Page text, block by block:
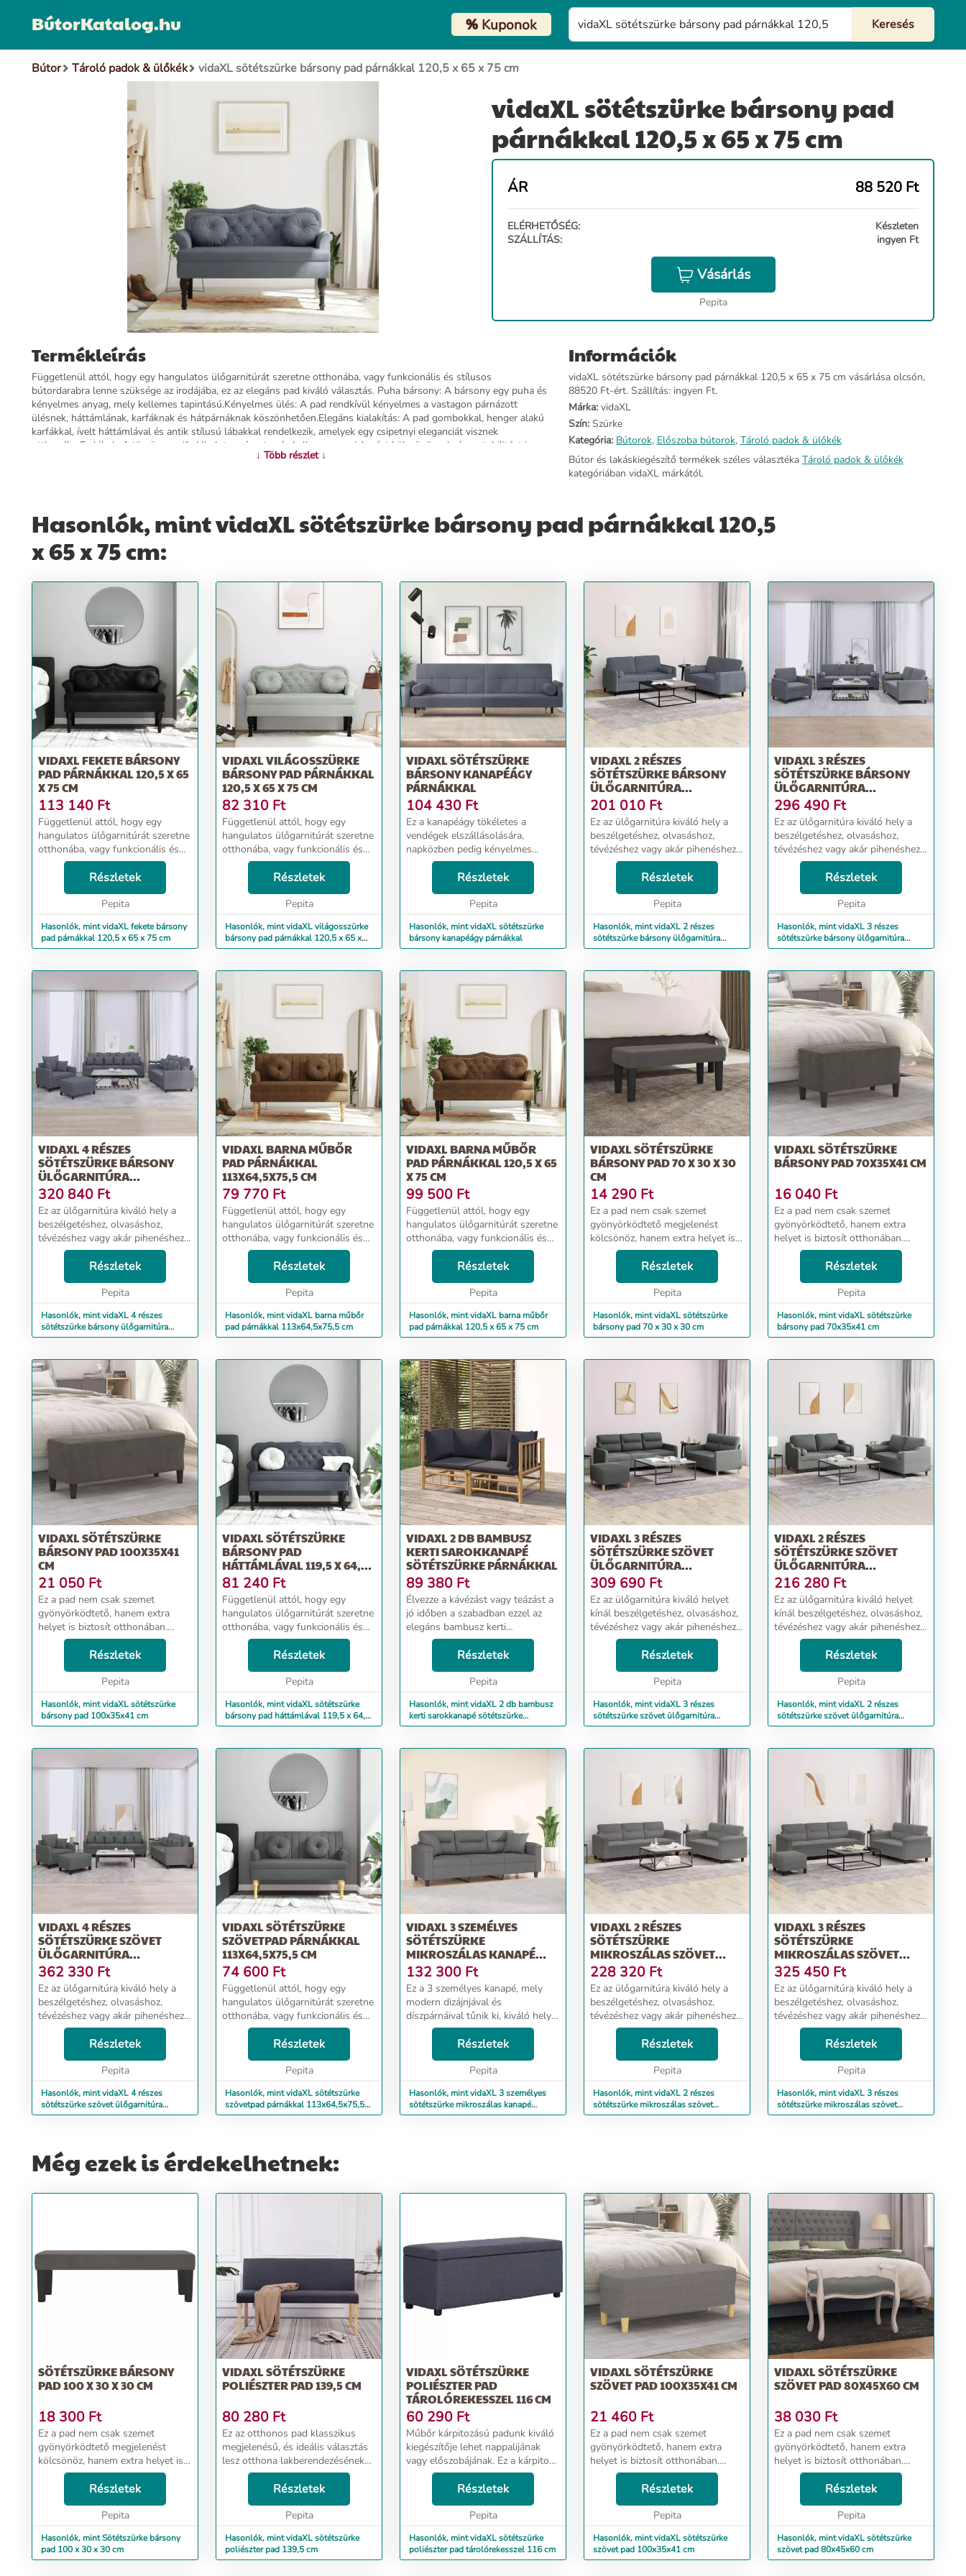
BútorKatalog.hu %Kuponok
Bútor Tároló padok & ülőkék vidaXL sötétszürke bársony pad párnákkal 120,5 x 65 x 75 cm
vidaXL sötétszürke bársony pad
párnákkal 120,5 x 65 x 75 cm
ÁR 88 520 Ft
ELÉRHETŐSÉG:
Készleten
SZÁLLÍTÁS:
ingyen Ft
Vásárlás
Pepita
Termékleírás
Függetlenül attól, hogy egy hangulatos ülőgarnitúrát szeretne otthonába, vagy funkcionális és stílusos
bútordarabra lenne szüksége az irodájába, ez az elegáns pad kiváló választás. Puha bársony: A bársony egy puha és
kényelmes anyag, mely kellemes tapintású.Kényelmes ülés: A pad rendkívül kényelmes a vastagon párnázott
ülésnek, háttámlának, karfáknak és hátpárnáknak köszönhetően.Elegáns kialakítás: A pad gombokkal, henger alakú
karfákkal, ívelt háttámlával és antik stílusú lábakkal rendelkezik, amelyek egy csipetnyi eleganciát visznek
otthonába.Fa lábak: A tömör gumifa lábak természetes és kellemes megjelenést kölcsönöznek, és a stabilitást is
biztosítanak. Bármilyen környezetbe illeni fog.Erős és stabil váz: A pad ülőfelületének furnérlemez váza szilárdságot
cmPárna átmérője (egyenként): 33 cmMax. terhelhetőség: 110 kgÖsszeszerelést igényel: igenA szállítmány
tartalma:1 db pad2 db párna
További információ>>
↓ Több részlet ↓
Információk
vidaXL sötétszürke bársony pad párnákkal 120,5 x 65 x 75 cm vásárlása olcsón,
88520 Ft-ért. Szállítás: ingyen Ft.
Márka:vidaXL
Szín:Szürke
Kategória: Bútorok, Előszoba bútorok, Tároló padok & ülőkék
Bútor és lakáskiegészítő termékek széles választéka Tároló padok & ülőkék
kategóriában vidaXL márkától.
Hasonlók, mint vidaXL sötétszürke bársony pad párnákkal 120,5
x 65 x 75 cm:
VIDAXL FEKETE BÁRSONY
PAD PÁRNÁKKAL 120,5 X 65
X 75 CM
113 140 Ft
Függetlenül attól, hogy egy
hangulatos ülőgarnitúrát szeretne
otthonába, vagy funkcionális és
stílusos bútordarabra lenne
szüksége az irodájába, ez az
elegáns pad kiváló választás.
Puha bársony: A bár...
Részletek
Pepita
Hasonlók, mint vidaXL fekete bársony
pad párnákkal 120,5 x 65 x 75 cm
VIDAXL VILÁGOSSZÜRKE
BÁRSONY PAD PÁRNÁKKAL
120,5 X 65 X 75 CM
82 310 Ft
Függetlenül attól, hogy egy
hangulatos ülőgarnitúrát szeretne
otthonába, vagy funkcionális és
stílusos bútordarabra lenne
szüksége az irodájába, ez az
elegáns pad kiváló választás.
Puha bársony: A bár...
Részletek
Pepita
Hasonlók, mint vidaXL világosszürke
bársony pad párnákkal 120,5 x 65 x
75 cm
VIDAXL SÖTÉTSZÜRKE
BÁRSONY KANAPÉÁGY
PÁRNÁKKAL
104 430 Ft
Ez a kanapéágy tökéletes a
vendégek elszállásolására,
napközben pedig kényelmes
ülőalkalmatosságként szolgálhat.
Bársonykanapé: A bársony egy
puha, fényűző anyag, amely sűrű,
egyenletesen vágott sima ...
Részletek
Pepita
Hasonlók, mint vidaXL sötétszürke
bársony kanapéágy párnákkal
VIDAXL 2 RÉSZES
SÖTÉTSZÜRKE BÁRSONY
ÜLŐGARNITÚRA
PÁRNÁKKAL
201 010 Ft
Ez az ülőgarnitúra kiváló hely a
beszélgetéshez, olvasáshoz,
tévézéshez vagy akár pihenéshez.
Célja, hogy otthona fókuszpontja
lesz. Puha bársony: A bársony egy
puha és kényelmes anyag, mely
Részletek
Pepita
Hasonlók, mint vidaXL 2 részes
sötétszürke bársony ülőgarnitúra
párnákkal
VIDAXL 3 RÉSZES
SÖTÉTSZÜRKE BÁRSONY
ÜLŐGARNITÚRA
PÁRNÁKKAL
296 490 Ft
Ez az ülőgarnitúra kiváló hely a
beszélgetéshez, olvasáshoz,
tévézéshez vagy akár pihenéshez.
Célja, hogy otthona fókuszpontja
lesz. Puha bársony: A bársony egy
puha és kényelmes anyag, mely
Részletek
Pepita
Hasonlók, mint vidaXL 3 részes
sötétszürke bársony ülőgarnitúra
párnákkal
VIDAXL 4 RÉSZES
SÖTÉTSZÜRKE BÁRSONY
ÜLŐGARNITÚRA
PÁRNÁKKAL
320 840 Ft
Ez az ülőgarnitúra kiváló hely a
beszélgetéshez, olvasáshoz,
tévézéshez vagy akár pihenéshez.
Célja, hogy otthona fókuszpontja
lesz. Puha bársony: A bársony egy
puha és kényelmes anyag, mely
Részletek
Pepita
Hasonlók, mint vidaXL 4 részes
sötétszürke bársony ülőgarnitúra
párnákkal
VIDAXL BARNA MŰBŐR
PAD PÁRNÁKKAL
113X64,5X75,5 CM
79 770 Ft
Függetlenül attól, hogy egy
hangulatos ülőgarnitúrát szeretne
otthonába, vagy funkcionális és
stílusos bútordarabra lenne
szüksége az irodájába, ez az
elegáns pad kiváló választás.
Tartós anyag: A műv...
Részletek
Pepita
Hasonlók, mint vidaXL barna műbőr
pad párnákkal 113x64,5x75,5 cm
VIDAXL BARNA MŰBŐR
PAD PÁRNÁKKAL 120,5 X 65
X 75 CM
99 500 Ft
Függetlenül attól, hogy egy
hangulatos ülőgarnitúrát szeretne
otthonába, vagy funkcionális és
stílusos bútordarabra lenne
szüksége az irodájába, ez az
elegáns pad kiváló választás.
Tartós anyag: A mű...
Részletek
Pepita
Hasonlók, mint vidaXL barna műbőr
pad párnákkal 120,5 x 65 x 75 cm
VIDAXL SÖTÉTSZÜRKE
BÁRSONY PAD 70 X 30 X 30
CM
14 290 Ft
Ez a pad nem csak szemet
gyönyörködtető megjelenést
kölcsönöz, hanem extra helyet is
biztosít az otthonában. Puha
bársony: A bársony egy puha,
fényűző anyag, amely sűrű,
egyenletesen vágott sima szála...
Részletek
Pepita
Hasonlók, mint vidaXL sötétszürke
bársony pad 70 x 30 x 30 cm
VIDAXL SÖTÉTSZÜRKE
BÁRSONY PAD 70X35X41 CM
16 040 Ft
Ez a pad nem csak szemet
gyönyörködtető, hanem extra
helyet is biztosít otthonában.
Puha bársony: A bársony egy
puha, fényűző anyag, amely sűrű,
egyenletesen vágott sima szálairól
ismert. A bársony an...
Részletek
Pepita
Hasonlók, mint vidaXL sötétszürke
bársony pad 70x35x41 cm
VIDAXL SÖTÉTSZÜRKE
BÁRSONY PAD 100X35X41
CM
21 050 Ft
Ez a pad nem csak szemet
gyönyörködtető, hanem extra
helyet is biztosít otthonában.
Puha bársony: A bársony egy
puha, fényűző anyag, amely sűrű,
egyenletesen vágott sima szálairól
ismert. A bársony an...
Részletek
Pepita
Hasonlók, mint vidaXL sötétszürke
bársony pad 100x35x41 cm
VIDAXL SÖTÉTSZÜRKE
BÁRSONY PAD
HÁTTÁMLÁVAL 119,5 X 64,5
X 75 CM
81 240 Ft
Függetlenül attól, hogy egy
hangulatos ülőgarnitúrát szeretne
otthonába, vagy funkcionális és
stílusos bútordarabra lenne
szüksége az irodájába, ez az
elegáns pad kiváló választás.
Puha bársony: A bár...
Részletek
Pepita
Hasonlók, mint vidaXL sötétszürke
bársony pad háttámlával 119,5 x 64,5
x 75 cm
VIDAXL 2 DB BAMBUSZ
KERTI SAROKKANAPÉ
SÖTÉTSZÜRKE PÁRNÁKKAL
89 380 Ft
Élvezze a kávézást vagy teázást a
jó időben a szabadban ezzel az
elegáns bambusz kerti
sarokkanapéval! Tartós anyag: A
bambusz rugalmasságáról és
keménységéről ismert. A
bambuszbútor remek választás, ...
Részletek
Pepita
Hasonlók, mint vidaXL 2 db bambusz
kerti sarokkanapé sötétszürke
párnákkal
VIDAXL 3 RÉSZES
SÖTÉTSZÜRKE SZÖVET
ÜLŐGARNITÚRA
PÁRNÁKKAL
309 690 Ft
Ez az ülőgarnitúra kiváló helyet
kínál beszélgetéshez, olvasáshoz,
tévézéshez vagy akár pihenéshez.
Célja, hogy otthona fókuszpontja
egyszerű és letisztult
Részletek
Pepita
Hasonlók, mint vidaXL 3 részes
sötétszürke szövet ülőgarnitúra
párnákkal
VIDAXL 2 RÉSZES
SÖTÉTSZÜRKE SZÖVET
ÜLŐGARNITÚRA
PÁRNÁKKAL
216 280 Ft
Ez az ülőgarnitúra kiváló helyet
kínál beszélgetéshez, olvasáshoz,
tévézéshez vagy akár pihenéshez.
Célja, hogy otthona fókuszpontja
egyszerű és letisztult
megjelenésű, ...
Részletek
Pepita
Hasonlók, mint vidaXL 2 részes
sötétszürke szövet ülőgarnitúra
párnákkal
VIDAXL 4 RÉSZES
SÖTÉTSZÜRKE SZÖVET
ÜLŐGARNITÚRA
PÁRNÁKKAL
362 330 Ft
Ez az ülőgarnitúra kiváló hely a
beszélgetéshez, olvasáshoz,
tévézéshez vagy akár pihenéshez.
Célja, hogy otthona fókuszpontja
lesz. Tartós szövet: Az anyag
egyszerű és letisztult
megjelenésű, valamin...
Részletek
Pepita
Hasonlók, mint vidaXL 4 részes
sötétszürke szövet ülőgarnitúra
párnákkal
VIDAXL SÖTÉTSZÜRKE
SZÖVETPAD PÁRNÁKKAL
113X64,5X75,5 CM
74 600 Ft
Függetlenül attól, hogy egy
hangulatos ülőgarnitúrát szeretne
otthonába, vagy funkcionális és
stílusos bútordarabra lenne
szüksége az irodájába, ez az
elegáns pad kiváló választás.
Tartós szövet: A sz...
Részletek
Pepita
Hasonlók, mint vidaXL sötétszürke
szövetpad párnákkal 113x64,5x75,5
cm
VIDAXL 3 SZEMÉLYES
SÖTÉTSZÜRKE
MIKROSZÁLAS KANAPÉ
PÁRNÁKKAL 180 CM
132 300 Ft
Ez a 3 személyes kanapé, mely
modern dizájnjával és
díszpárnáival tűnik ki, kiváló helyet
kínál beszélgetéshez, tévézéshez
vagy egyszerűen csak pihenéshez.
Tartós mikroszál: A mikroszál egy
Részletek
Pepita
Hasonlók, mint vidaXL 3 személyes
sötétszürke mikroszálas kanapé
párnákkal 180 cm
VIDAXL 2 RÉSZES
SÖTÉTSZÜRKE
MIKROSZÁLAS SZÖVET
ÜLŐGARNITÚRA
PÁRNÁKKAL
228 320 Ft
Ez az ülőgarnitúra kiváló hely a
beszélgetéshez, olvasáshoz,
tévézéshez vagy akár pihenéshez.
Célja, hogy otthona fókuszpontja
lesz. Tartós mikroszál: A mikroszál
egy szintetikus szövet, amely
Részletek
Pepita
Hasonlók, mint vidaXL 2 részes
sötétszürke mikroszálas szövet
ülőgarnitúra párnákkal
VIDAXL 3 RÉSZES
SÖTÉTSZÜRKE
MIKROSZÁLAS SZÖVET
ÜLŐGARNITÚRA
PÁRNÁKKAL
325 450 Ft
Ez az ülőgarnitúra kiváló hely a
beszélgetéshez, olvasáshoz,
tévézéshez vagy akár pihenéshez.
Célja, hogy otthona fókuszpontja
lesz. Tartós mikroszál: A mikroszál
egy szintetikus szövet, amely
Részletek
Pepita
Hasonlók, mint vidaXL 3 részes
sötétszürke mikroszálas szövet
ülőgarnitúra párnákkal
Még ezek is érdekelhetnek:
SÖTÉTSZÜRKE BÁRSONY
PAD 100 X 30 X 30 CM
18 300 Ft
Ez a pad nem csak szemet
gyönyörködtető megjelenést
kölcsönöz, hanem extra helyet is
biztosít az otthonában. Puha
bársony: A bársony egy puha,
fényűző anyag, amely sűrű,
egyenletesen vágott sima szála...
Részletek
Pepita
Hasonlók, mint Sötétszürke bársony
pad 100 x 30 x 30 cm
VIDAXL SÖTÉTSZÜRKE
POLIÉSZTER PAD 139,5 CM
80 280 Ft
Ez az otthonos pad klasszikus
megjelenésű, és ideális választás
lesz otthona lakberendezésének
kiegészítéséhez. A pad tartós,
tömör fenyőfa vázzal van ellátva,
mely igazán erőssé és
strapabíróvá teszi...
Részletek
Pepita
Hasonlók, mint vidaXL sötétszürke
poliészter pad 139,5 cm
VIDAXL SÖTÉTSZÜRKE
POLIÉSZTER PAD
TÁROLÓREKESSZEL 116 CM
60 290 Ft
Műbőr kárpitozású padunk kiváló
kiegészítője lehet nappalijának
vagy előszobájának. Ez a kárpitos
pad puha tapintású és rendkívül
hangulatos, miközben élettel tölti
meg belső terét. Belső
Részletek
Pepita
Hasonlók, mint vidaXL sötétszürke
poliészter pad tárolórekesszel 116 cm
VIDAXL SÖTÉTSZÜRKE
SZÖVET PAD 100X35X41 CM
21 460 Ft
Ez a pad nem csak szemet
gyönyörködtető, hanem extra
helyet is biztosít otthonában.
Tartós szövet: A szövet egyszerű
és letisztult megjelenésű, valamint
légáteresztő és
tartós.Multifunkciós pad: Ezen ...
Részletek
Pepita
Hasonlók, mint vidaXL sötétszürke
szövet pad 100x35x41 cm
VIDAXL SÖTÉTSZÜRKE
SZÖVET PAD 80X45X60 CM
38 030 Ft
Ez a pad nem csak szemet
gyönyörködtető, hanem extra
helyet is biztosít otthonában.
Tartós anyag: Ez az előszobapad
szövetből készült. A szövet
egyszerű és letisztult
megjelenésű, valamint
Részletek
Pepita
Hasonlók, mint vidaXL sötétszürke
szövet pad 80x45x60 cm